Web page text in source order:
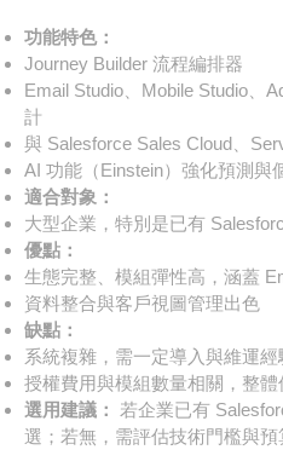
功能特色：
Journey Builder 流程編排器
Email Studio、Mobile Studio、
計
與 Salesforce Sales Cloud、
AI 功能（Einstein）強化預測與
適合對象：
大型企業，特別是已有
優點：
生態完整、模組彈性高，涵蓋
資料整合與客戶視圖管理出色
缺點：
系統複雜，需一定導入與維運經
授權費用與模組數量相關，整體
選用建議：
若企業已有
選；若無，需評估技術門檻與預